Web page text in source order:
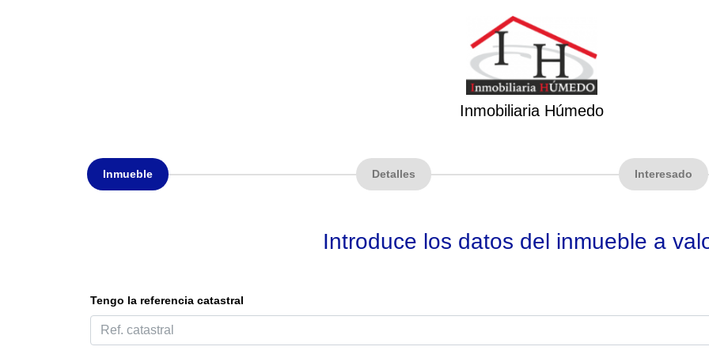
Inmobiliaria Húmedo
Inmueble Detalles Interesado
Introduce los datos del inmueble a
Tengo la referencia catastral